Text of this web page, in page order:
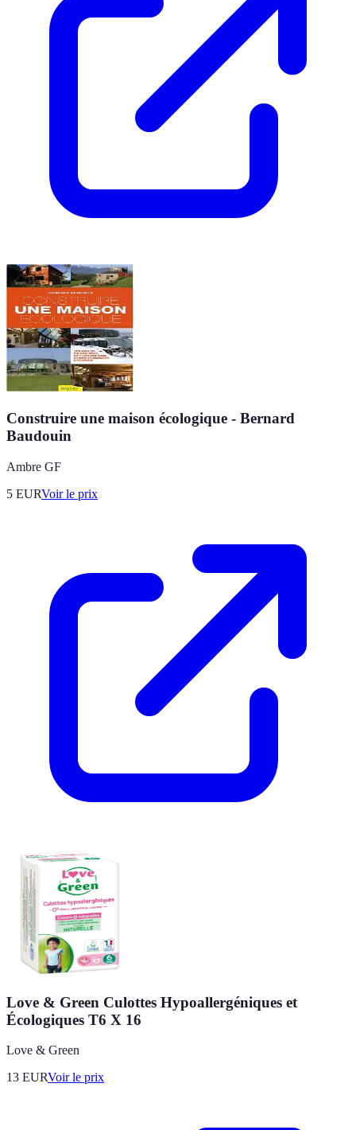
Construire une maison écologique - Bernard
Baudouin
Ambre GF
5 EURVoir le prix
Love & Green Culottes Hypoallergéniques et
Écologiques T6 X 16
Love & Green
13 EURVoir le prix